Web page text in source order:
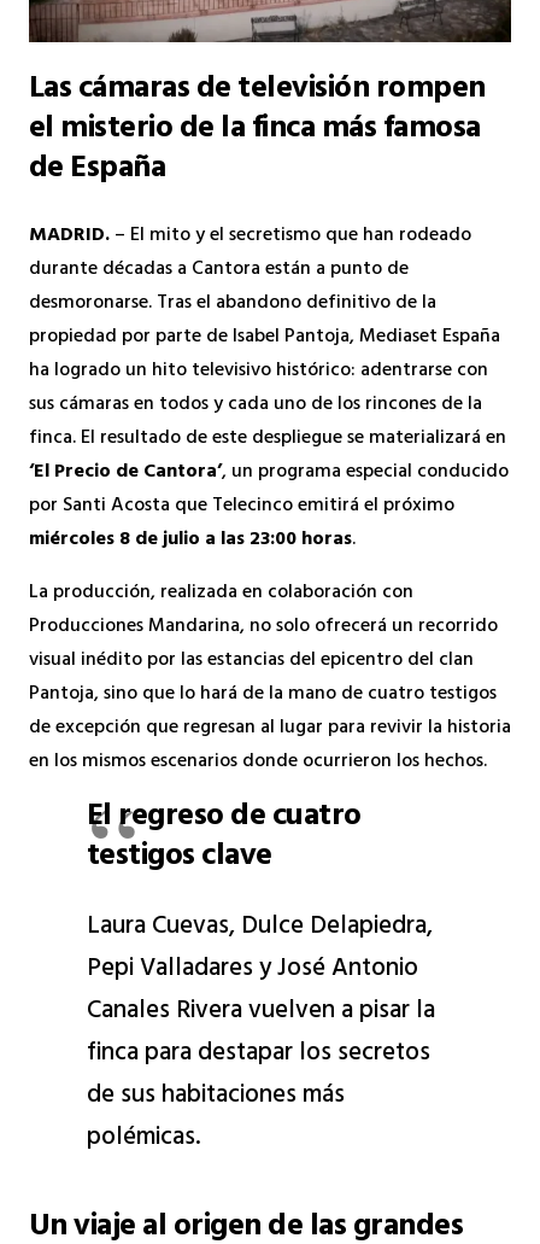
Las cámaras de televisión rompen
el misterio de la finca más famosa
de España
MADRID.– El mito y el secretismo que han rodeado
durante décadas a Cantora están a punto de
desmoronarse. Tras el abandono definitivo de la
propiedad por parte de Isabel Pantoja, Mediaset España
ha logrado un hito televisivo histórico: adentrarse con
sus cámaras en todos y cada uno de los rincones de la
finca. El resultado de este despliegue se materializará en
‘El Precio de Cantora’, un programa especial conducido
por Santi Acosta que Telecinco emitirá el próximo
miércoles 8 de julio a las 23:00 horas.
La producción, realizada en colaboración con
Producciones Mandarina, no solo ofrecerá un recorrido
visual inédito por las estancias del epicentro del clan
Pantoja, sino que lo hará de la mano de cuatro testigos
de excepción que regresan al lugar para revivir la historia
en los mismos escenarios donde ocurrieron los hechos.
El regreso de cuatro
testigos clave
Laura Cuevas, Dulce Delapiedra,
Pepi Valladares y José Antonio
Canales Rivera vuelven a pisar la
finca para destapar los secretos
de sus habitaciones más
polémicas.
Un viaje al origen de las grandes